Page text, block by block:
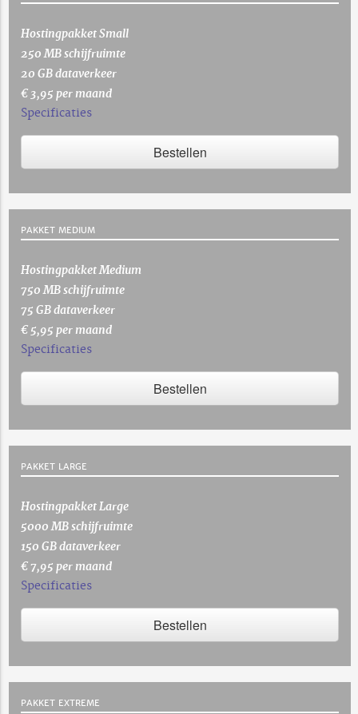
Hostingpakket Small
250 MB schijfruimte
20 GB dataverkeer
€ 3,95 per maand
Specificaties
Bestellen
PAKKET MEDIUM
Hostingpakket Medium
750 MB schijfruimte
75 GB dataverkeer
€ 5,95 per maand
Specificaties
Bestellen
PAKKET LARGE
Hostingpakket Large
5000 MB schijfruimte
150 GB dataverkeer
€ 7,95 per maand
Specificaties
Bestellen
PAKKET EXTREME